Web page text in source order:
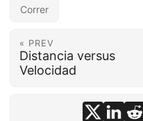
Correr
« PREV
Distancia versus
Velocidad